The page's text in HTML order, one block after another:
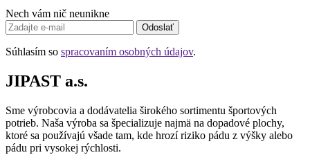
Nech vám nič neunikne
Odoslať
Súhlasím so spracovaním osobných údajov.
JIPAST a.s.
Sme výrobcovia a dodávatelia širokého sortimentu športových
potrieb. Naša výroba sa špecializuje najmä na dopadové plochy,
ktoré sa používajú všade tam, kde hrozí riziko pádu z výšky alebo
pádu pri vysokej rýchlosti.